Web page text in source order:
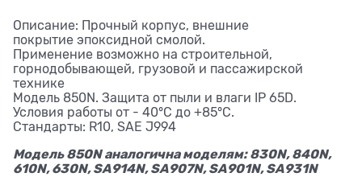
Описание: Прочный корпус, внешние
покрытие эпоксидной смолой.
Применение возможно на строительной,
горнодобывающей, грузовой и пассажирской
технике
Модель 850N. Защита от пыли и влаги IP 65D.
Условия работы от - 40°C до +85°C.
Стандарты: R10, SAE J994
Модель 850N аналогична моделям: 830N, 840N,
610N, 630N, SA914N, SA907N, SA901N, SA931N